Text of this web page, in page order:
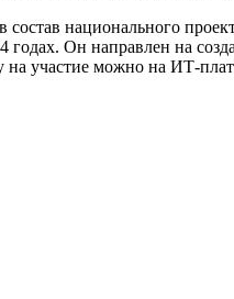
национального
Он направлен на
на участие можно на ИТ-